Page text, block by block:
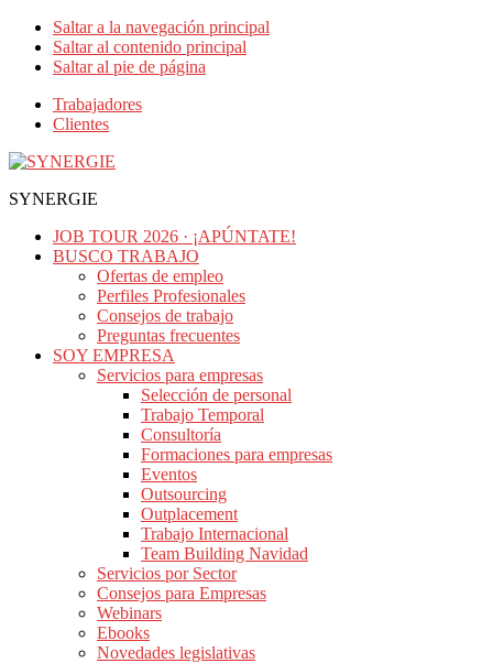
Saltar a la navegación principal
Saltar al contenido principal
Saltar al pie de página
Trabajadores
Clientes
SYNERGIE
JOB TOUR 2026 · ¡APÚNTATE!
BUSCO TRABAJO
Ofertas de empleo
Perfiles Profesionales
Consejos de trabajo
Preguntas frecuentes
SOY EMPRESA
Servicios para empresas
Selección de personal
Trabajo Temporal
Consultoría
Formaciones para empresas
Eventos
Outsourcing
Outplacement
Trabajo Internacional
Team Building Navidad
Servicios por Sector
Consejos para Empresas
Webinars
Ebooks
Novedades legislativas